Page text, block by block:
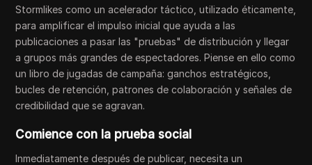
Stormlikes como un acelerador táctico, utilizado éticamente,
para amplificar el impulso inicial que ayuda a las
publicaciones a pasar las "pruebas" de distribución y llegar
a grupos más grandes de espectadores. Piense en ello como
un libro de jugadas de campaña: ganchos estratégicos,
bucles de retención, patrones de colaboración y señales de
credibilidad que se agravan.
Comience con la prueba social
Inmediatamente después de publicar, necesita un